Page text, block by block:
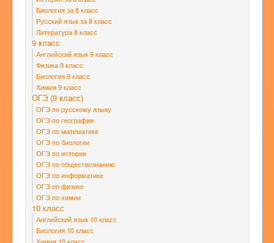
Биология за 8 класс
Русский язык за 8 класс
Литература 8 класс
9 класс
Английский язык 9 класс
Физика 9 класс
Биология 9 класс
Химия 9 класс
ОГЭ (9 класс)
ОГЭ по русскому языку
ОГЭ по географии
ОГЭ по математике
ОГЭ по биологии
ОГЭ по истории
ОГЭ по обществознанию
ОГЭ по информатике
ОГЭ по физике
ОГЭ по химии
10 класс
Английский язык 10 класс
Биология 10 класс
Химия 10 класс